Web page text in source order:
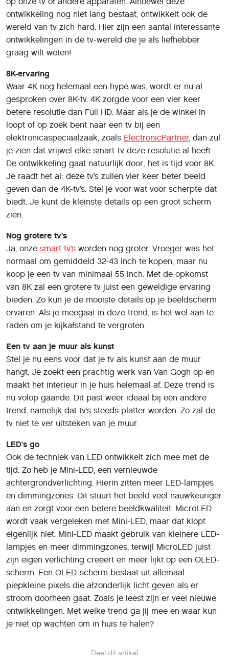
Deel dit artikel
ontwikkeling nog niet lang bestaat, ontwikkelt ook de
wereld van tv zich hard. Hier zijn een aantal interessante
ontwikkelingen in de tv-wereld die je als liefhebber
graag wilt weten!
8K-ervaring
Waar 4K nog helemaal een hype was, wordt er nu al
gesproken over 8K-tv. 4K zorgde voor een vier keer
betere resolutie dan Full HD. Maar als je de winkel in
loopt of op zoek bent naar een tv bij een
elektronicaspeciaalzaak, zoals ElectronicPartner, dan zul
je zien dat vrijwel elke smart-tv deze resolutie al heeft.
De ontwikkeling gaat natuurlijk door; het is tijd voor 8K.
Je raadt het al: deze tv’s zullen vier keer beter beeld
geven dan de 4K-tv’s. Stel je voor wat voor scherpte dat
biedt. Je kunt de kleinste details op een groot scherm
zien.
Nog grotere tv’s
Ja, onze smart tv’s worden nog groter. Vroeger was het
normaal om gemiddeld 32-43 inch te kopen, maar nu
koop je een tv van minimaal 55 inch. Met de opkomst
van 8K zal een grotere tv juist een geweldige ervaring
bieden. Zo kun je de mooiste details op je beeldscherm
ervaren. Als je meegaat in deze trend, is het wel aan te
raden om je kijkafstand te vergroten.
Een tv aan je muur als kunst
Stel je nu eens voor dat je tv als kunst aan de muur
hangt. Je zoekt een prachtig werk van Van Gogh op en
maakt het interieur in je huis helemaal af. Deze trend is
nu volop gaande. Dit past weer ideaal bij een andere
trend, namelijk dat tv’s steeds platter worden. Zo zal de
tv niet te ver uitsteken van je muur.
LED’s go
Ook de techniek van LED ontwikkelt zich mee met de
tijd. Zo heb je Mini-LED, een vernieuwde
achtergrondverlichting. Hierin zitten meer LED-lampjes
en dimmingzones. Dit stuurt het beeld veel nauwkeuriger
aan en zorgt voor een betere beeldkwaliteit. MicroLED
wordt vaak vergeleken met Mini-LED, maar dat klopt
eigenlijk niet. Mini-LED maakt gebruik van kleinere LED-
lampjes en meer dimmingzones, terwijl MicroLED juist
zijn eigen verlichting creëert en meer lijkt op een OLED-
scherm. Een OLED-scherm bestaat uit allemaal
piepkleine pixels die afzonderlijk licht geven als er
stroom doorheen gaat. Zoals je leest zijn er veel nieuwe
ontwikkelingen. Met welke trend ga jij mee en waar kun
je niet op wachten om in huis te halen?